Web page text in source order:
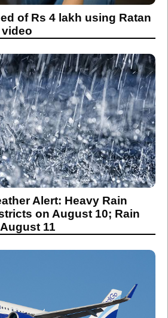
of Rs 4 lakh using Ratan
video
Alert: Heavy Rain
on August 10; Rain
11